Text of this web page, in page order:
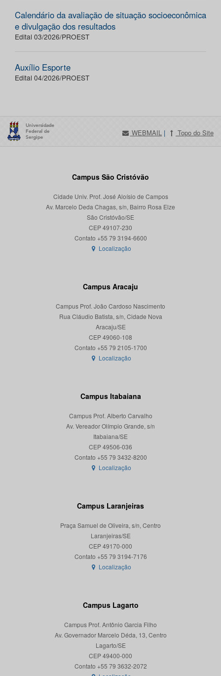
Calendário da avaliação de situação socioeconômica
e divulgação dos resultados
Edital 03/2026/PROEST
Auxílio Esporte
Edital 04/2026/PROEST
WEBMAIL | Topo do Site
Campus São Cristóvão
Cidade Univ. Prof. José Aloísio de Campos
Av. Marcelo Deda Chagas, s/n, Bairro Rosa Elze
São Cristóvão/SE
CEP 49107-230
Localização
Campus Aracaju
Campus Prof. João Cardoso Nascimento
Rua Cláudio Batista, s/n, Cidade Nova
Aracaju/SE
CEP 49060-108
Localização
Campus Itabaiana
Campus Prof. Alberto Carvalho
Av. Vereador Olímpio Grande, s/n
Itabaiana/SE
CEP 49506-036
Localização
Campus Laranjeiras
Praça Samuel de Oliveira, s/n, Centro
Laranjeiras/SE
CEP 49170-000
Localização
Campus Lagarto
Campus Prof. Antônio Garcia Filho
Av. Governador Marcelo Déda, 13, Centro
Lagarto/SE
CEP 49400-000